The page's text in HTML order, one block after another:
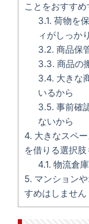
ことをおすす
3.1. 荷物を
ィがしっか
3.2. 商品保
3.3. 商品の
3.4. 大きな
いるから
3.5. 事前確
ないから
4. 大きなスペ
を借りる選択肢
4.1. 物流倉
5. マンション
すめはしません